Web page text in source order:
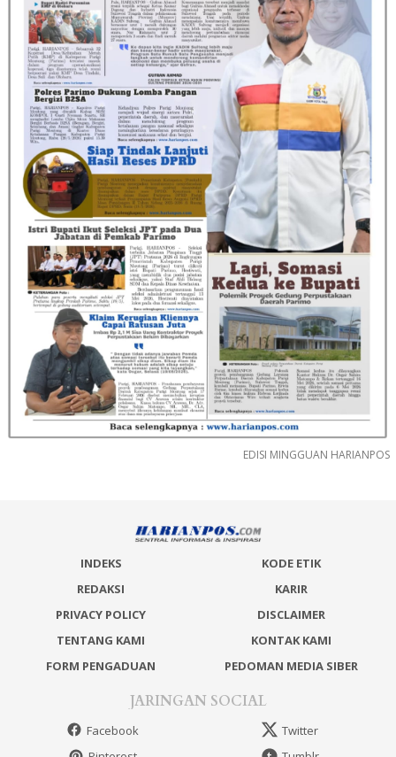
EDISI MINGGUAN HARIANPOS
INDEKS
KODE ETIK
REDAKSI
KARIR
PRIVACY POLICY
DISCLAIMER
TENTANG KAMI
KONTAK KAMI
FORM PENGADUAN
PEDOMAN MEDIA SIBER
JARINGAN SOCIAL
Facebook
Twitter